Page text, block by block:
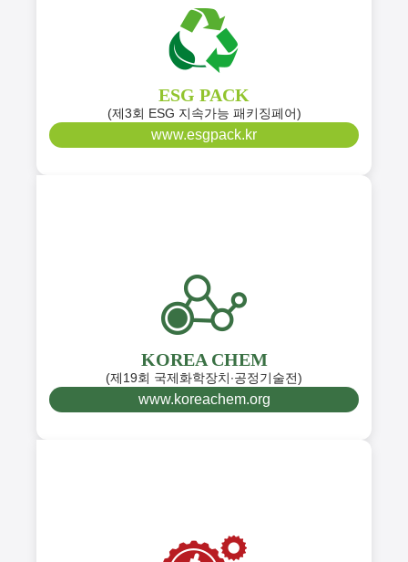
ESG PACK
(제3회 ESG 지속가능 패키징페어)
www.esgpack.kr
KOREA CHEM
(제19회 국제화학장치∙공정기술전)
www.koreachem.org